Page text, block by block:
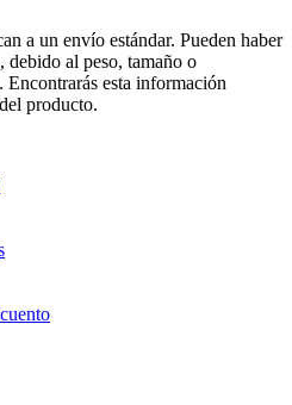
a un envío estándar. Pueden haber
debido al peso, tamaño o
Encontrarás esta información
producto.